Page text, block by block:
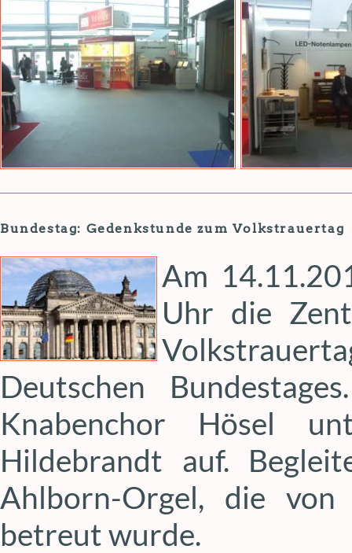
Bundestag: Gedenkstunde zum Volkstrauertag
Am
Uhr die
Deutschen
Knabenchor Hösel
Hildebrandt auf.
Ahlborn-Orgel, die
betreut wurde.